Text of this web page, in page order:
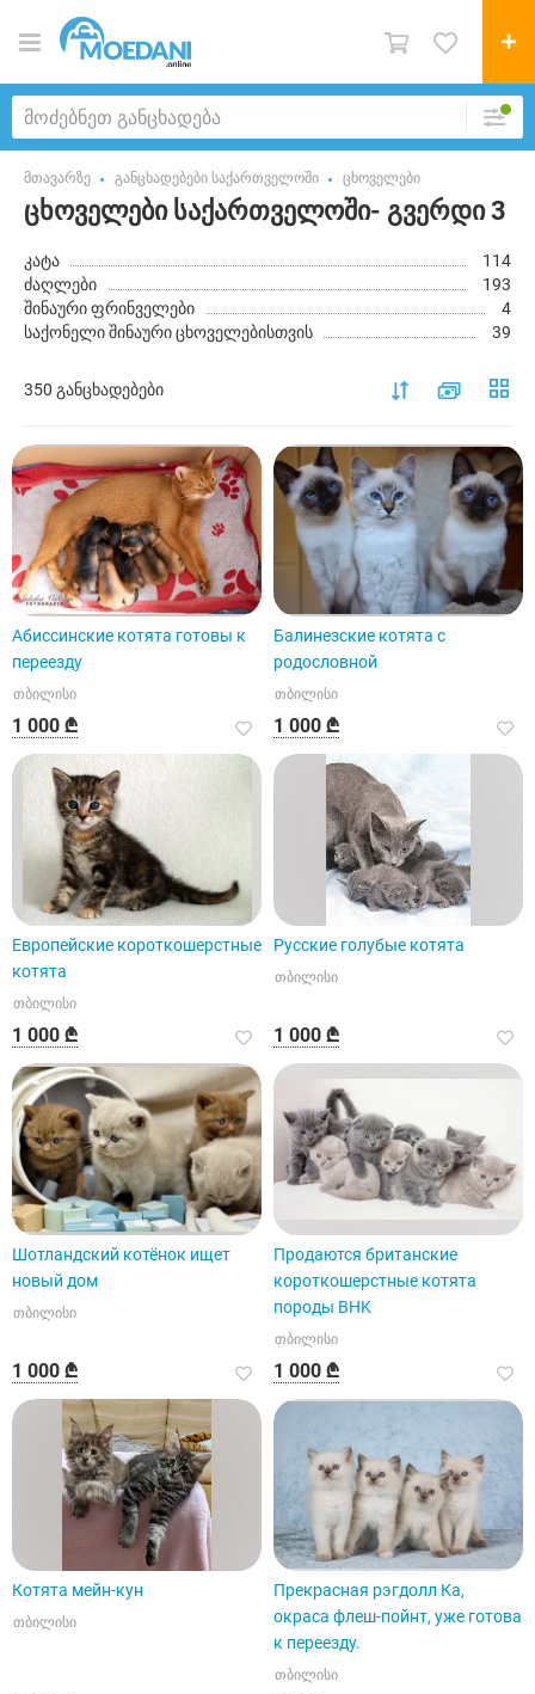
მთავარზე განცხადებები საქართველოში ცხოველები
ცხოველები საქართველოში- გვერდი 3
კატა
114
ძაღლები
193
შინაური ფრინველები
4
საქონელი შინაური ცხოველებისთვის
39
350 განცხადებები
Абиссинские котята готовы к
переезду
თბილისი
1 000 ₾
Балинезские котята с
родословной
თბილისი
1 000 ₾
Европейские короткошерстные
котята
თბილისი
1 000 ₾
Русские голубые котята
თბილისი
1 000 ₾
Шотландский котёнок ищет
новый дом
თბილისი
1 000 ₾
Продаются британские
короткошерстные котята
породы BHK
თბილისი
1 000 ₾
Котята мейн-кун
თბილისი
Прекрасная рэгдолл Ка,
окраса флеш-пойнт, уже готова
к переезду.
თბილისი